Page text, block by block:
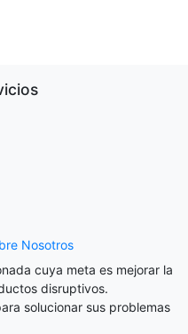
Nosotros
cuya meta es mejorar la
disruptivos.
solucionar sus problemas